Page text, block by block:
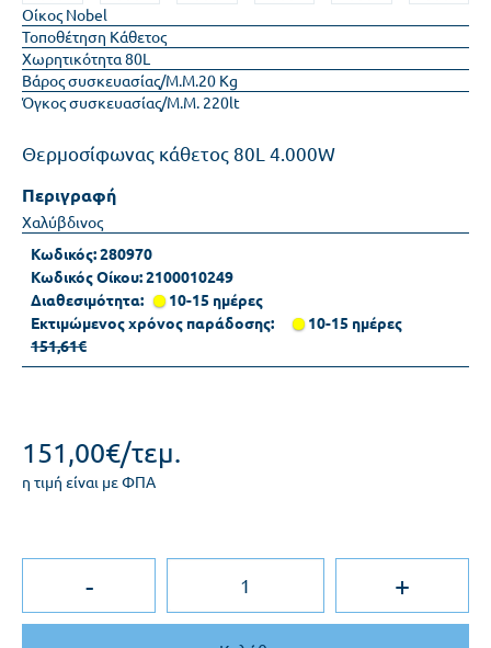
Οίκος Nobel
Τοποθέτηση Κάθετος
Χωρητικότητα80L
Βάρος συσκευασίας/Μ.Μ.20 Kg
Όγκος συσκευασίας/Μ.Μ. 220lt
Θερμοσίφωνας κάθετος 80L 4.000W
Περιγραφή
Χαλύβδινος
Κωδικός:280970
Κωδικός Οίκου:2100010249
Διαθεσιμότητα:
10-15 ημέρες
Εκτιμώμενος χρόνος παράδοσης:
10-15 ημέρες
151,61€
151,00€/τεμ.
η τιμή είναι με ΦΠΑ
- +